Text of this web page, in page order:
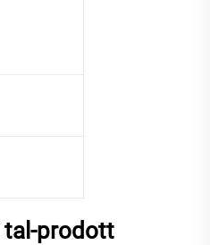
tal-prodott